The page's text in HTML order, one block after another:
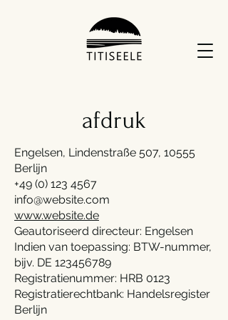
afdruk
Engelsen, Lindenstraße 507, 10555
Berlijn
+49 (0) 123 4567
info@website.com
www.website.de
Geautoriseerd directeur: Engelsen
Indien van toepassing: BTW-nummer,
bijv. DE 123456789
Registratienummer: HRB 0123
Registratierechtbank: Handelsregister
Berlijn